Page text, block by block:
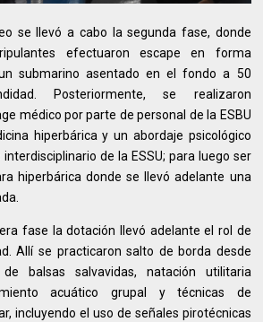
se llevó a cabo la segunda fase, donde
efectuaron escape en forma
submarino asentado en el fondo a 50
Posteriormente, se realizaron
médico por parte de personal de la ESBU
hiperbárica y un abordaje psicológico
de la ESSU; para luego ser
hiperbárica donde se llevó adelante una
fase la dotación llevó adelante el rol de
Allí se practicaron salto de borda desde
de balsas salvavidas, natación utilitaria
acuático grupal y técnicas de
incluyendo el uso de señales pirotécnicas